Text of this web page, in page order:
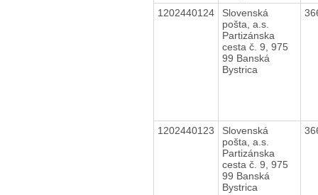
1202440124
Slovenská
pošta, a.s.
Partizánska
cesta č. 9, 975
99 Banská
Bystrica
1202440123
Slovenská
pošta, a.s.
Partizánska
cesta č. 9, 975
99 Banská
Bystrica